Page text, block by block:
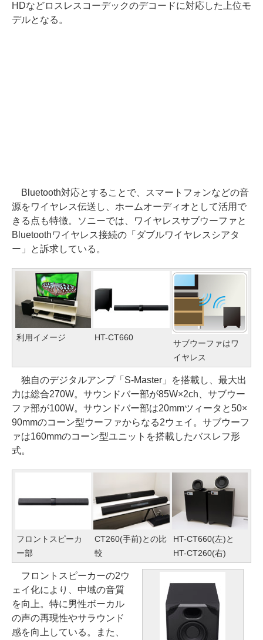
HDなどロスレスコーデックのデコードに対応した上位モ
デルとなる。
Bluetooth対応とすることで、スマートフォンなどの音
源をワイヤレス伝送し、ホームオーディオとして活用で
きる点も特徴。ソニーでは、ワイヤレスサブウーファと
Bluetoothワイヤレス接続の「ダブルワイヤレスシアタ
ー」と訴求している。
利用イメージ HT-CT660
サブウーファはワ
イヤレス
独自のデジタルアンプ「S-Master」を搭載し、最大出
力は総合270W。サウンドバー部が85W×2ch、サブウー
ファ部が100W。サウンドバー部は20mmツィータと50×
90mmのコーン型ウーファからなる2ウェイ。サブウーフ
ァは160mmのコーン型ユニットを搭載したバスレフ形
式。
フロントスピーカ
ー部
CT260(手前)との比
較
HT-CT660(左)と
HT-CT260(右)
フロントスピーカーの2ウ
ェイ化により、中域の音質
を向上。特に男性ボーカル
の声の再現性やサラウンド
感を向上している。また、